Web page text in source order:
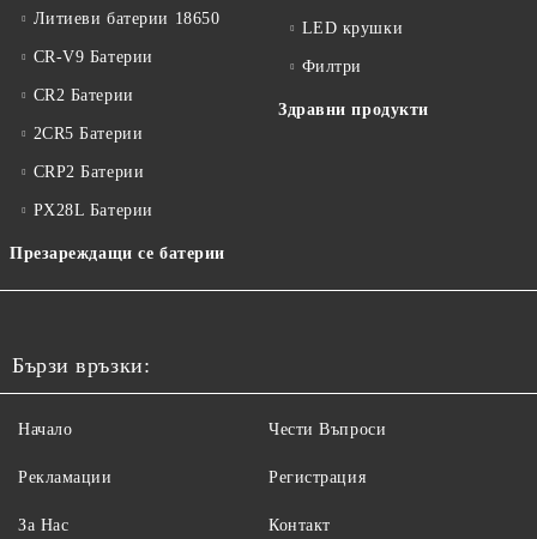
Литиеви батерии 18650
CR-V9 Батерии
CR2 Батерии
2CR5 Батерии
CRP2 Батерии
PX28L Батерии
Презареждащи се батерии
LED крушки
Филтри
Здравни продукти
Бързи връзки:
Начало
Рекламации
За Нас
Чести Въпроси
Регистрация
Контакт